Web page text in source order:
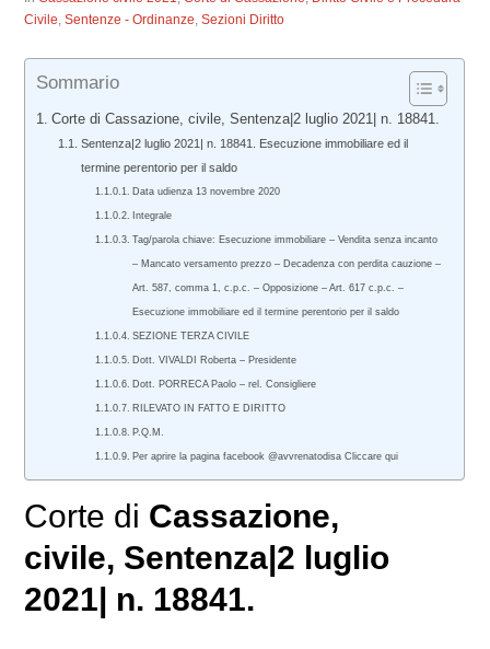
Civile,Sentenze - Ordinanze,Sezioni Diritto
Sommario
Corte di Cassazione, civile, Sentenza|2 luglio 2021| n. 18841.
Sentenza|2 luglio 2021| n. 18841. Esecuzione immobiliare ed il
termine perentorio per il saldo
Data udienza 13 novembre 2020
Integrale
Tag/parola chiave: Esecuzione immobiliare – Vendita senza incanto
– Mancato versamento prezzo – Decadenza con perdita cauzione –
Art. 587, comma 1, c.p.c. – Opposizione – Art. 617 c.p.c. –
Esecuzione immobiliare ed il termine perentorio per il saldo
SEZIONE TERZA CIVILE
Dott. VIVALDI Roberta – Presidente
Dott. PORRECA Paolo – rel. Consigliere
RILEVATO IN FATTO E DIRITTO
P.Q.M.
Per aprire la pagina facebook @avvrenatodisa Cliccare qui
Corte di Cassazione,
civile, Sentenza|2 luglio
2021| n. 18841.